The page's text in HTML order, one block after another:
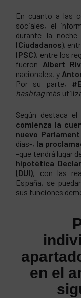
En cuanto a las
sociales, el
durante la
(Ciudadanos),
(PSC), entre los
fueron Albert
nacionales, y
Por su parte,
hashtag más
Según destaca
comienza la
nuevo Parlament
días-, la
–que tendrá lugar
hipotética
(DUI), con las
España, se
sus funciones
en el